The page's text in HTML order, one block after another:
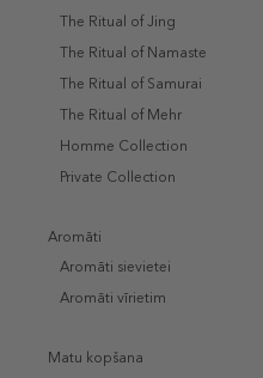
The Ritual of Jing
The Ritual of Namaste
The Ritual of Samurai
The Ritual of Mehr
Homme Collection
Private Collection
Aromāti
Aromāti sievietei
Aromāti vīrietim
Matu kopšana